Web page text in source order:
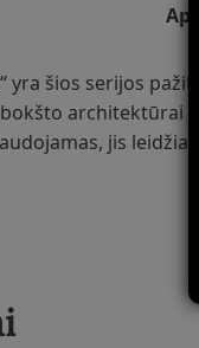
yra šios serijos
architektūrai
jis leidžia